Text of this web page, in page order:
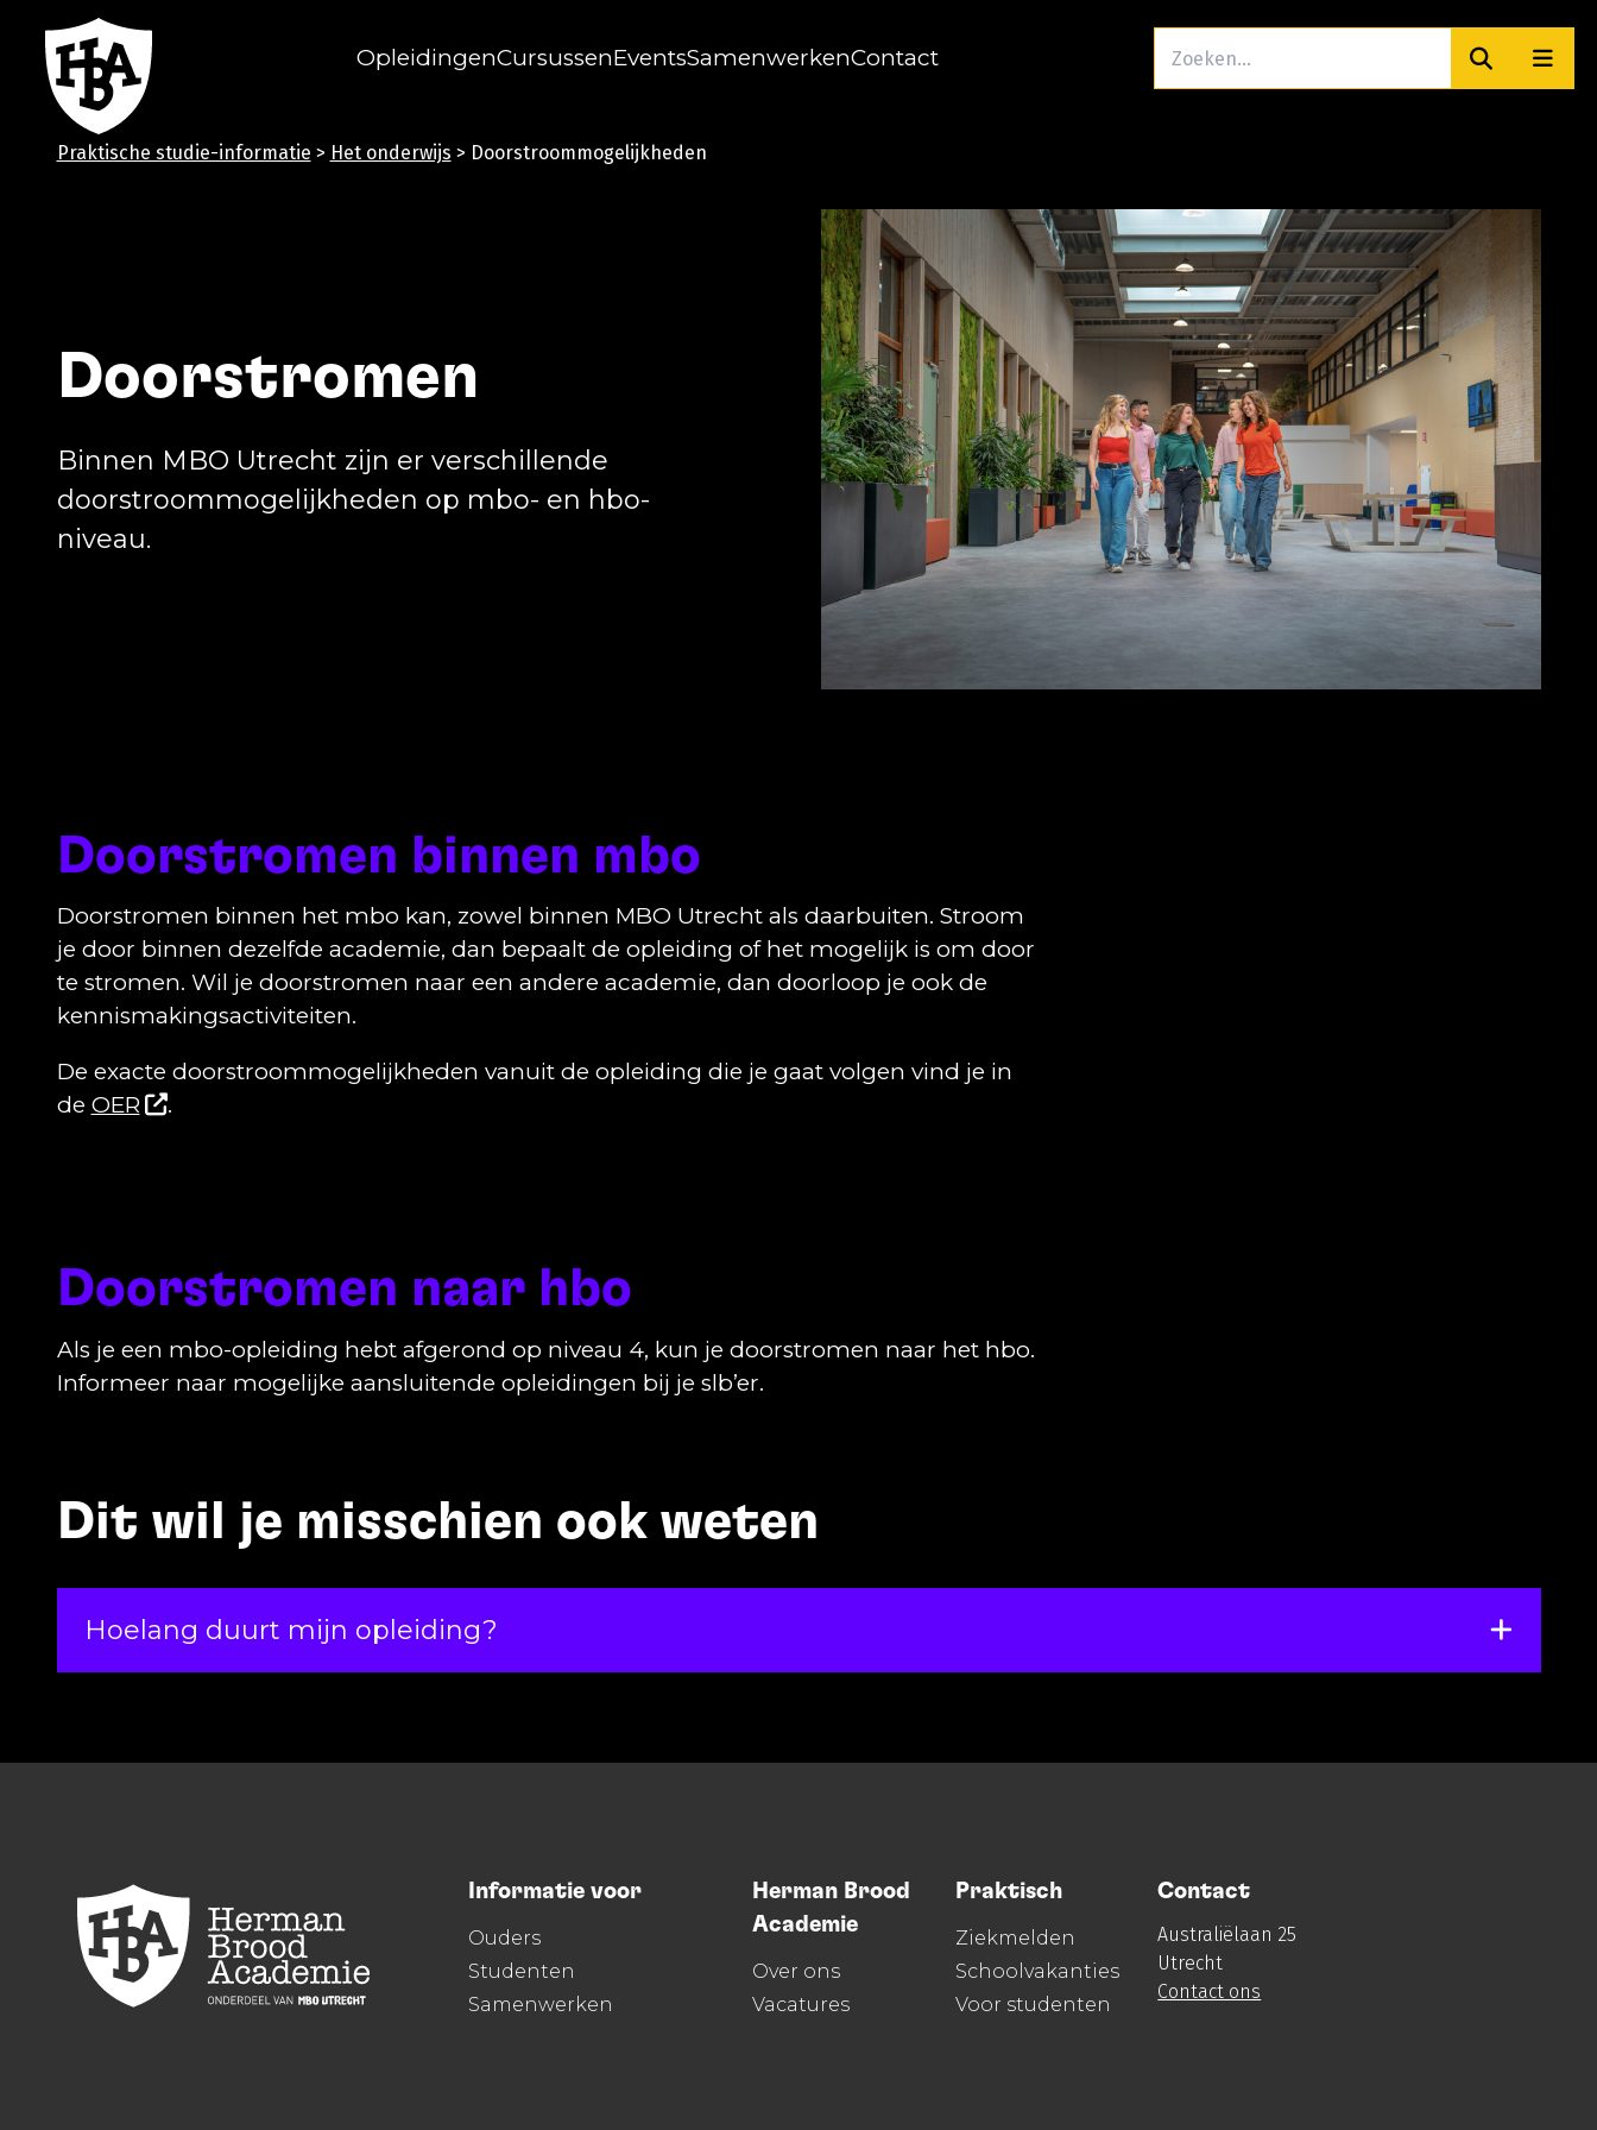
Herman Brood Academie
OpleidingenCursussenEventsSamenwerkenContact
Zoeken
Praktische studie-informatie > Het onderwijs > Doorstroommogelijkheden
Doorstromen
Binnen MBO Utrecht zijn er verschillende
doorstroommogelijkheden op mbo- en hbo-
niveau.
Doorstromen binnen mbo
Doorstromen binnen het mbo kan, zowel binnen MBO Utrecht als daarbuiten. Stroom
je door binnen dezelfde academie, dan bepaalt de opleiding of het mogelijk is om door
te stromen. Wil je doorstromen naar een andere academie, dan doorloop je ook de
kennismakingsactiviteiten.
De exacte doorstroommogelijkheden vanuit de opleiding die je gaat volgen vind je in
de OER .
Doorstromen naar hbo
Als je een mbo-opleiding hebt afgerond op niveau 4, kun je doorstromen naar het hbo.
Informeer naar mogelijke aansluitende opleidingen bij je slb’er.
Dit wil je misschien ook weten
Hoelang duurt mijn opleiding?
Informatie voor
Ouders
Studenten
Samenwerken
Herman Brood
Academie
Over ons
Vacatures
Praktisch
Ziekmelden
Schoolvakanties
Voor studenten
Contact
Australiëlaan 25
Utrecht
Contact ons